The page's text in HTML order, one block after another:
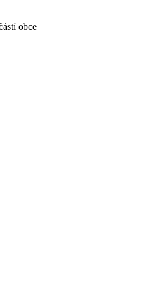
obce